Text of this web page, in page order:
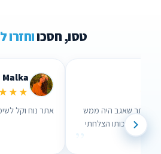
טסו, חסכווחזרו
ערכתי
נוח לשימוש
שבאמת אכפת להם!